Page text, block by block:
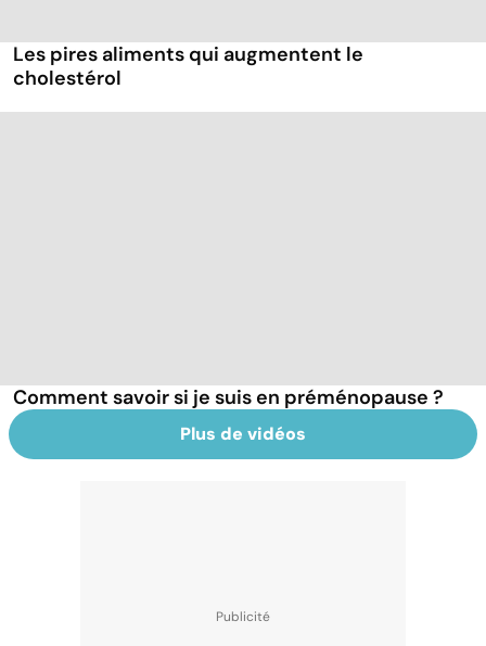
Les pires aliments qui augmentent le
cholestérol
Comment savoir si je suis en préménopause ?
Plus de vidéos